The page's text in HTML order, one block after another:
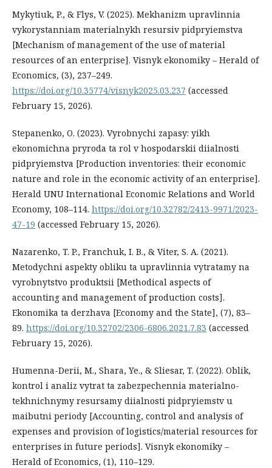
Mykytiuk, P., & Flys, V. (2025). Mekhanizm upravlinnia
vykorystanniam materialnykh resursiv pidpryiemstva
[Mechanism of management of the use of material
resources of an enterprise]. Visnyk ekonomiky – Herald of
Economics, (3), 237–249.
https://doi.org/10.35774/visnyk2025.03.237 (accessed
February 15, 2026).
Stepanenko, O. (2023). Vyrobnychi zapasy: yikh
ekonomichna pryroda ta rol v hospodarskii diialnosti
pidpryiemstva [Production inventories: their economic
nature and role in the economic activity of an enterprise].
Herald UNU International Economic Relations and World
Economy, 108–114. https://doi.org/10.32782/2413-9971/2023-
47-19 (accessed February 15, 2026).
Nazarenko, T. P., Franchuk, I. B., & Viter, S. A. (2021).
Metodychni aspekty obliku ta upravlinnia vytratamy na
vyrobnytstvo produktsii [Methodical aspects of
accounting and management of production costs].
Ekonomika ta derzhava [Economy and the State], (7), 83–
89. https://doi.org/10.32702/2306-6806.2021.7.83 (accessed
February 15, 2026).
Humenna-Derii, M., Shara, Ye., & Sliesar, T. (2022). Oblik,
kontrol i analiz vytrat ta zabezpechennia materialno-
tekhnichnymy resursamy diialnosti pidpryiemstv u
maibutni periody [Accounting, control and analysis of
expenses and provision of logistics/material resources for
enterprises in future periods]. Visnyk ekonomiky –
Herald of Economics, (1), 110–129.